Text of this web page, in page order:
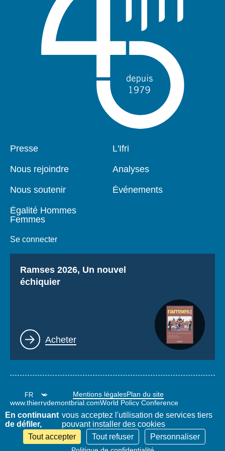
Pied
Presse
Nous rejoindre
Nous soutenir
Égalité Hommes
Femmes
Se connecter
Navigation
L'Ifri
Analyses
Événements
Titre
Ramses 2026, Un nouvel
échiquier
Lien
Acheter
Mentions légalesPlan du site
www.thierrydemontbrial.comWorld Policy Conference
Blog Politique étrangère
En continuant
de défiler,
vous acceptez l'utilisation de services tiers
pouvant installer des cookies
Tout accepter
Tout refuser Personnaliser